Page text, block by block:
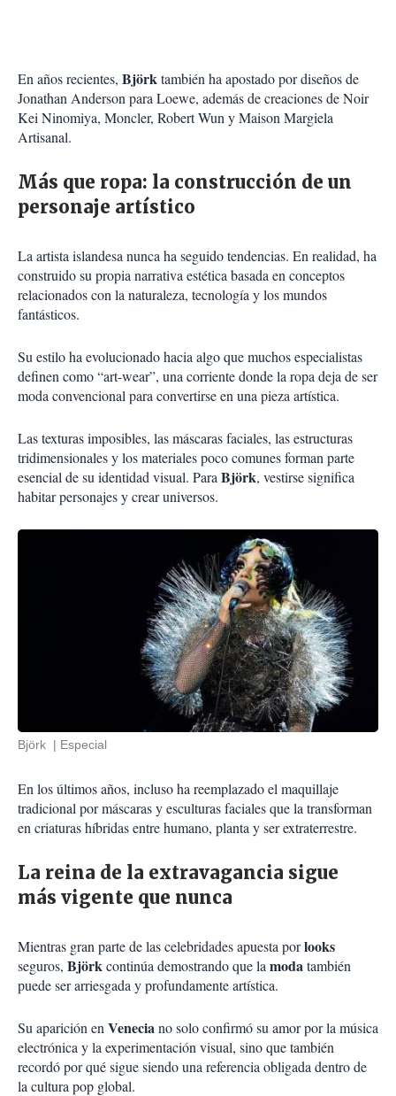
En años recientes, Björktambién ha apostado por diseños de
Jonathan Anderson para Loewe, además de creaciones de Noir
Kei Ninomiya, Moncler, Robert Wun y Maison Margiela
Artisanal.
Más que ropa: la construcción de un
personaje artístico
La artista islandesa nunca ha seguido tendencias. En realidad, ha
construido su propia narrativa estética basada en conceptos
relacionados con la naturaleza, tecnología y los mundos
fantásticos.
Su estilo ha evolucionado hacia algo que muchos especialistas
definen como “art-wear”, una corriente donde la ropa deja de ser
moda convencional para convertirse en una pieza artística.
Las texturas imposibles, las máscaras faciales, las estructuras
tridimensionales y los materiales poco comunes forman parte
esencial de su identidad visual. Para Björk, vestirse significa
habitar personajes y crear universos.
Björk Especial
En los últimos años, incluso ha reemplazado el maquillaje
tradicional por máscaras y esculturas faciales que la transforman
en criaturas híbridas entre humano, planta y ser extraterrestre.
La reina de la extravagancia sigue
más vigente que nunca
Mientras gran parte de las celebridades apuesta porlooks
seguros, Björkcontinúa demostrando que la modatambién
puede ser arriesgada y profundamente artística.
Su aparición en Veneciano solo confirmó su amor por la música
electrónica y la experimentación visual, sino que también
recordó por qué sigue siendo una referencia obligada dentro de
la cultura pop global.